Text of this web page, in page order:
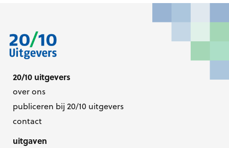
20/10 uitgevers
over ons
publiceren bij 20/10 uitgevers
contact
uitgaven